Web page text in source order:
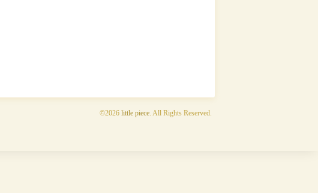
©2026 little piece . All Rights Reserved.